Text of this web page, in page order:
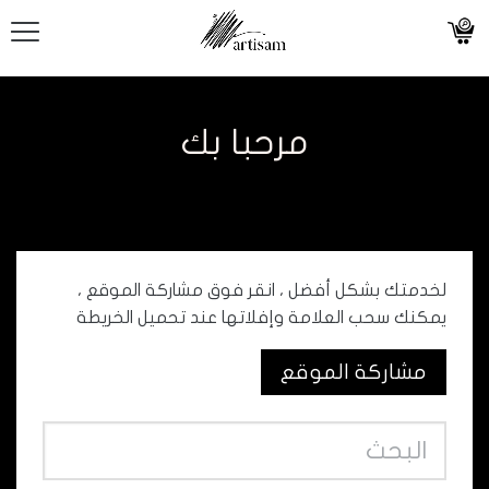
مرحبا بك
لخدمتك بشكل أفضل ، انقر فوق مشاركة الموقع ،
يمكنك سحب العلامة وإفلاتها عند تحميل الخريطة
مشاركة الموقع